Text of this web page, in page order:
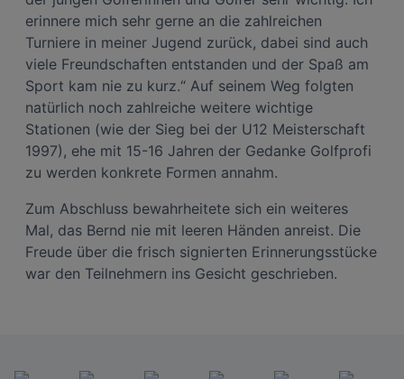
erinnere mich sehr gerne an die zahlreichen
Turniere in meiner Jugend zurück, dabei sind auch
viele Freundschaften entstanden und der Spaß am
Sport kam nie zu kurz.“ Auf seinem Weg folgten
natürlich noch zahlreiche weitere wichtige
Stationen (wie der Sieg bei der U12 Meisterschaft
1997), ehe mit 15-16 Jahren der Gedanke Golfprofi
zu werden konkrete Formen annahm.
Zum Abschluss bewahrheitete sich ein weiteres
Mal, das Bernd nie mit leeren Händen anreist. Die
Freude über die frisch signierten Erinnerungsstücke
war den Teilnehmern ins Gesicht geschrieben.